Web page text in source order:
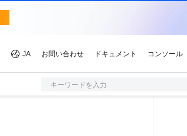
キーワードを入力